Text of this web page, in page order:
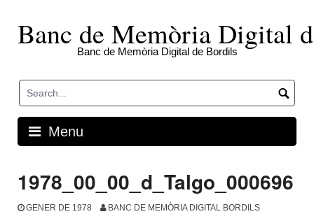
contentBanc de Memòria Digital
Banc de Memòria Digital de Bordils
Menu
1978_00_00_d_Talgo_000696
GENER DE 1978 BANC DE MEMÒRIA DIGITAL BORDILS